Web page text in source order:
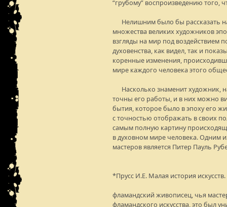
“грубому” воспроизведению того,
Нелишним было бы рассказать
множества великих художников
взгляды на мир под воздействием
духовенства, как видел, так и
коренные изменения,
мире каждого человека этого
Насколько знаменит художник,
точны его работы, и в них можно
бытия, которое было в эпоху его
с точностью отображать в своих
самым полную картину
в духовном мире человека. Одним
мастеров является Питер Пауль
*Прусс И.Е. Малая история
фламандский живописец, чья
фламандского искусства, это был